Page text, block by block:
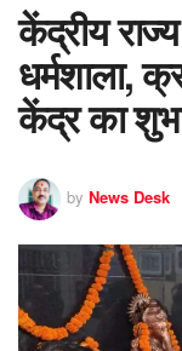
केंद्रीय
धर्मशाला,
केंद्र का
by News Desk